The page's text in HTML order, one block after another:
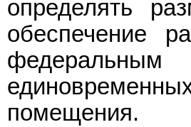
определять
обеспечение
федеральным
помещения.